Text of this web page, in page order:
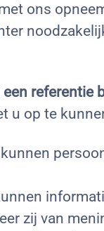
ons
referentie
u op te
zij van